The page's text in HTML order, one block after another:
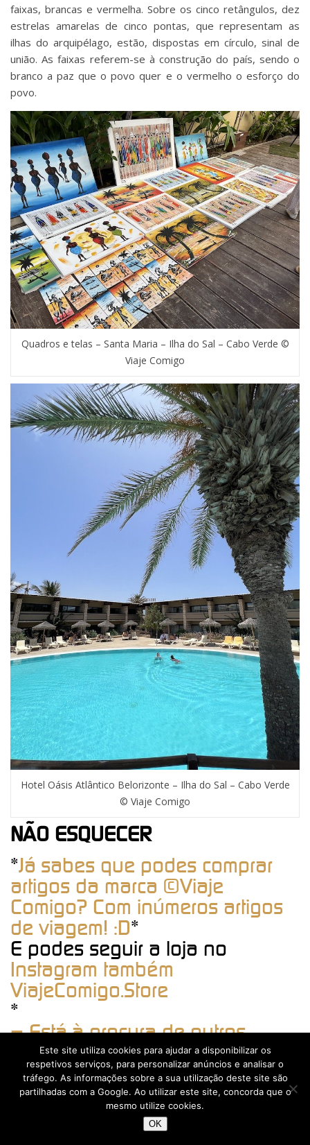
faixas, brancas e vermelha. Sobre os cinco retângulos, dez
estrelas amarelas de cinco pontas, que representam as
ilhas do arquipélago, estão, dispostas em círculo, sinal de
união. As faixas referem-se à construção do país, sendo o
branco a paz que o povo quer e o vermelho o esforço do
povo.
Quadros e telas – Santa Maria – Ilha do Sal – Cabo Verde ©
Viaje Comigo
Hotel Oásis Atlântico Belorizonte – Ilha do Sal – Cabo Verde
© Viaje Comigo
NÃO ESQUECER
*Já sabes que podes comprar
artigos da marca ©Viaje
Comigo? Com inúmeros artigos
de viagem! :D*
E podes seguir a loja no
Instagram também
ViajeComigo.Store
*
– Está à procura de outros
alojamentos para a viagem?
Pesquise e reserve aqui
[booking_pluginbox id=”10534″]
Este site utiliza cookies para ajudar a disponibilizar os
respetivos serviços, para personalizar anúncios e analisar o
tráfego. As informações sobre a sua utilização deste site são
partilhadas com a Google. Ao utilizar este site, concorda que o
mesmo utilize cookies.
OK